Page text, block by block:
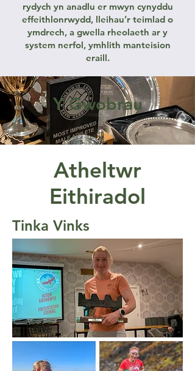
rydych yn anadlu er mwyn cynyddu
effeithlonrwydd, lleihau’r teimlad o
ymdrech, a gwella rheolaeth ar y
system nerfol, ymhlith manteision
eraill.
Y Gwobrau
Atheltwr
Eithiradol
Tinka Vinks